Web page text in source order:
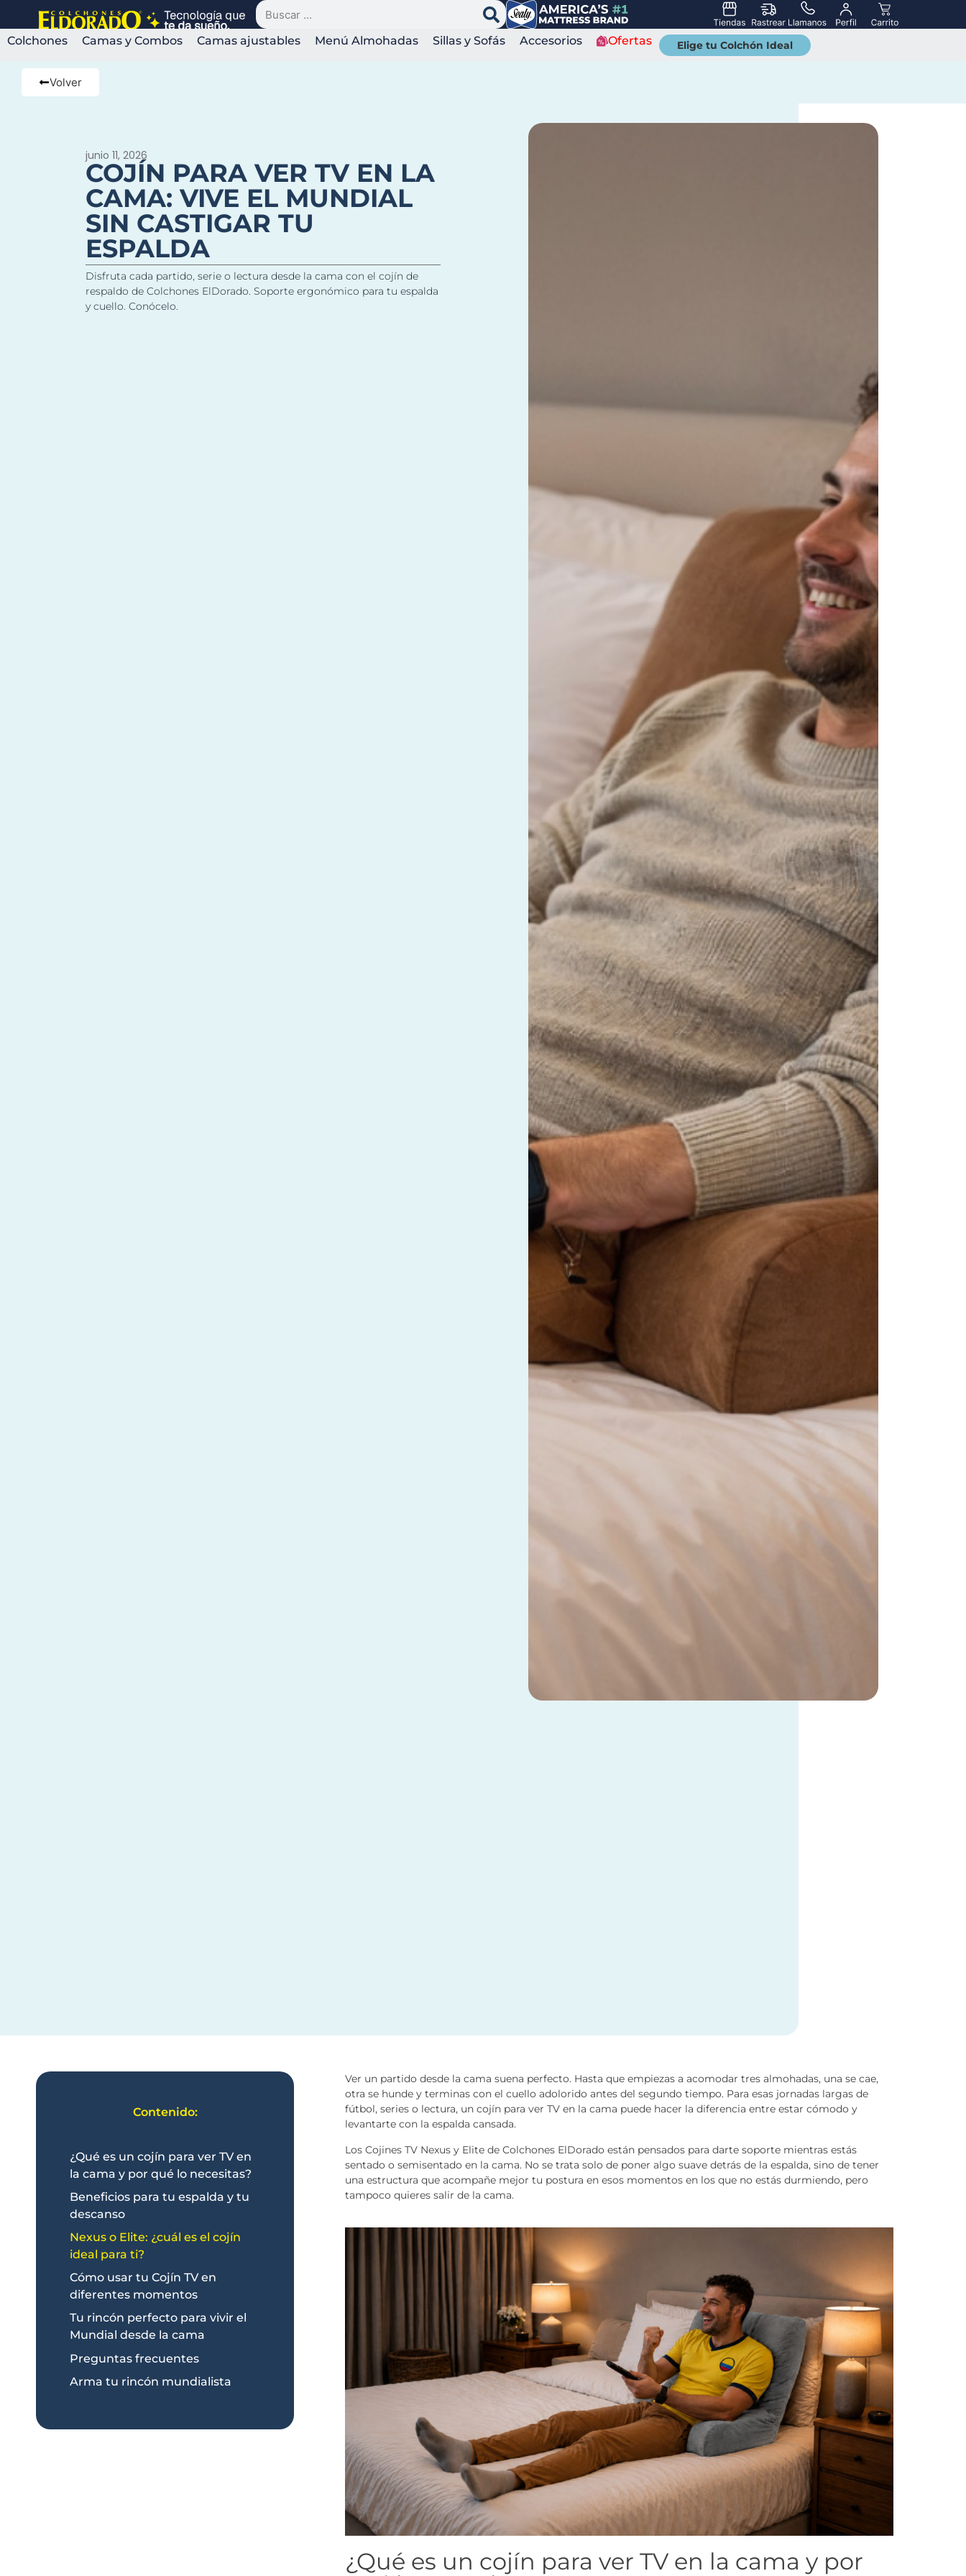
Colchones Camas y Combos Camas ajustables Menú Almohadas Sillas y Sofás Accesorios Ofertas Elige tu Colchón Ideal
Volver
junio 11, 2026
COJÍN PARA VER TV EN LA
CAMA: VIVE EL MUNDIAL
SIN CASTIGAR TU
ESPALDA
Disfruta cada partido, serie o lectura desde la cama con el cojín de
respaldo de Colchones ElDorado. Soporte ergonómico para tu espalda
y cuello. Conócelo.
Contenido:
¿Qué es un cojín para ver TV en
la cama y por qué lo necesitas?
Beneficios para tu espalda y tu
descanso
Nexus o Elite: ¿cuál es el cojín
ideal para ti?
Cómo usar tu Cojín TV en
diferentes momentos
Tu rincón perfecto para vivir el
Mundial desde la cama
Preguntas frecuentes
Arma tu rincón mundialista
Ver un partido desde la cama suena perfecto. Hasta que empiezas a acomodar tres almohadas, una se cae,
otra se hunde y terminas con el cuello adolorido antes del segundo tiempo. Para esas jornadas largas de
fútbol, series o lectura, un cojín para ver TV en la cama puede hacer la diferencia entre estar cómodo y
levantarte con la espalda cansada.
Los Cojines TV Nexus y Elite de Colchones ElDorado están pensados para darte soporte mientras estás
sentado o semisentado en la cama. No se trata solo de poner algo suave detrás de la espalda, sino de tener
una estructura que acompañe mejor tu postura en esos momentos en los que no estás durmiendo, pero
tampoco quieres salir de la cama.
¿Qué es un cojín para ver TV en la cama y por